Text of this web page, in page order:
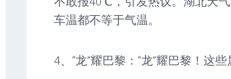
车温都不等于气温。
4、“龙”耀巴黎：“龙”耀巴黎！这